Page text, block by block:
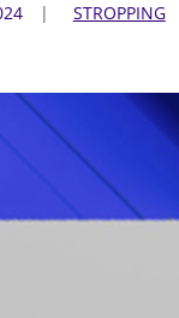
STROPPING